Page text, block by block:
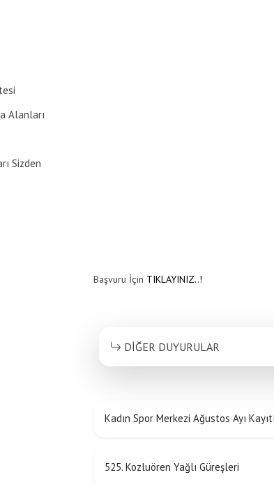
Alanları
Sizden
Başvuru İçin TIKLAYINIZ..!
DİĞER DUYURULAR
Kadın Spor Merkezi Ağustos Ayı
525. Kozluören Yağlı Güreşleri